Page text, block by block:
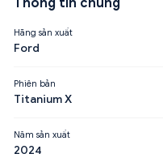
Hãng sản xuất
Ford
Phiên bản
Titanium X
Năm sản xuất
2024